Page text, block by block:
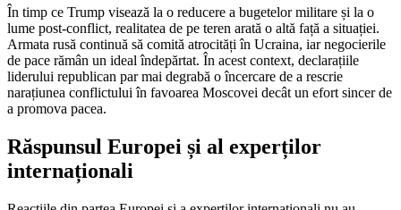
În timp ce Trump visează la o reducere a bugetelor militare și la o
lume post-conflict, realitatea de pe teren arată o altă față a situației.
Armata rusă continuă să comită atrocități în Ucraina, iar negocierile
de pace rămân un ideal îndepărtat. În acest context, declarațiile
liderului republican par mai degrabă o încercare de a rescrie
narațiunea conflictului în favoarea Moscovei decât un efort sincer de
a promova pacea.
Răspunsul Europei și al experților
internaționali